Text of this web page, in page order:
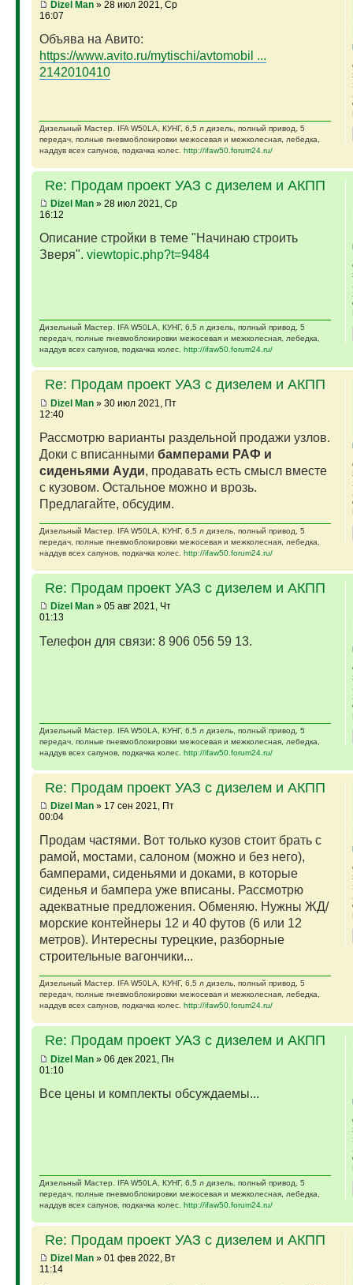
Dizel Man» 28 июл 2021, Ср
16:07
Объява на Авито:
https://www.avito.ru/mytischi/avtomobil ...
2142010410
Дизельный Мастер. IFA W50LA, КУНГ, 6,5 л дизель, полный привод, 5
передач, полные пневмоблокировки межосевая и межколесная, лебедка,
наддув всех сапунов, подкачка колес. http://ifaw50.forum24.ru/
Re: Продам проект УАЗ с дизелем и АКПП
Dizel Man» 28 июл 2021, Ср
16:12
Описание стройки в теме "Начинаю строить
Зверя". viewtopic.php?t=9484
Дизельный Мастер. IFA W50LA, КУНГ, 6,5 л дизель, полный привод, 5
передач, полные пневмоблокировки межосевая и межколесная, лебедка,
наддув всех сапунов, подкачка колес. http://ifaw50.forum24.ru/
Re: Продам проект УАЗ с дизелем и АКПП
Dizel Man» 30 июл 2021, Пт
12:40
Рассмотрю варианты раздельной продажи узлов.
Доки с вписанными бамперами РАФ и
сиденьями Ауди, продавать есть смысл вместе
с кузовом. Остальное можно и врозь.
Предлагайте, обсудим.
Дизельный Мастер. IFA W50LA, КУНГ, 6,5 л дизель, полный привод, 5
передач, полные пневмоблокировки межосевая и межколесная, лебедка,
наддув всех сапунов, подкачка колес. http://ifaw50.forum24.ru/
Re: Продам проект УАЗ с дизелем и АКПП
Dizel Man» 05 авг 2021, Чт
01:13
Телефон для связи: 8 906 056 59 13.
Дизельный Мастер. IFA W50LA, КУНГ, 6,5 л дизель, полный привод, 5
передач, полные пневмоблокировки межосевая и межколесная, лебедка,
наддув всех сапунов, подкачка колес. http://ifaw50.forum24.ru/
Re: Продам проект УАЗ с дизелем и АКПП
Dizel Man» 17 сен 2021, Пт
00:04
Продам частями. Вот только кузов стоит брать с
рамой, мостами, салоном (можно и без него),
бамперами, сиденьями и доками, в которые
сиденья и бампера уже вписаны. Рассмотрю
адекватные предложения. Обменяю. Нужны ЖД/
морские контейнеры 12 и 40 футов (6 или 12
метров). Интересны турецкие, разборные
строительные вагончики...
Дизельный Мастер. IFA W50LA, КУНГ, 6,5 л дизель, полный привод, 5
передач, полные пневмоблокировки межосевая и межколесная, лебедка,
наддув всех сапунов, подкачка колес. http://ifaw50.forum24.ru/
Re: Продам проект УАЗ с дизелем и АКПП
Dizel Man» 06 дек 2021, Пн
01:10
Все цены и комплекты обсуждаемы...
Дизельный Мастер. IFA W50LA, КУНГ, 6,5 л дизель, полный привод, 5
передач, полные пневмоблокировки межосевая и межколесная, лебедка,
наддув всех сапунов, подкачка колес. http://ifaw50.forum24.ru/
Re: Продам проект УАЗ с дизелем и АКПП
Dizel Man» 01 фев 2022, Вт
11:14